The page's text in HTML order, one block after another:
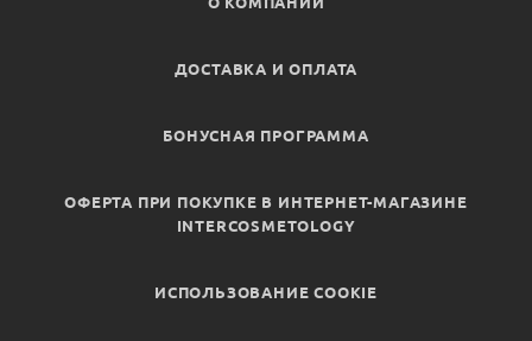
ДОСТАВКА И ОПЛАТА
БОНУСНАЯ ПРОГРАММА
ОФЕРТА ПРИ ПОКУПКЕ В ИНТЕРНЕТ-МАГАЗИНЕ
INTERCOSMETOLOGY
ИСПОЛЬЗОВАНИЕ COOKIE